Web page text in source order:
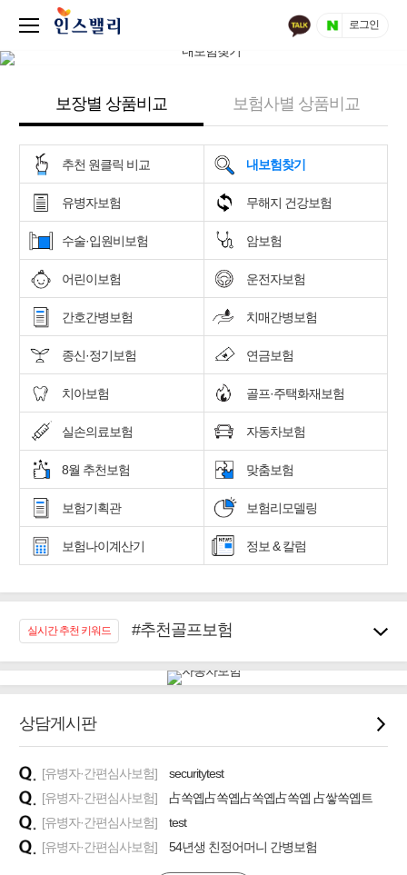
로그인
보장별 상품비교 보험사별 상품비교
추천 원클릭 비교 내보험찾기
유병자보험 무해지 건강보험
수술·입원비보험 암보험
어린이보험 운전자보험
간호간병보험 치매간병보험
종신·정기보험 연금보험
치아보험 골프·주택화재보험
실손의료보험 자동차보험
8월 추천보험 맞춤보험
보험기획관 보험리모델링
보험나이계산기 정보 & 칼럼
실시간 추천 키워드
#추천골프보험
#노후대비 연금재테크!
#교통사고대비 운전자보험
#무해지 건강보험
#바뀌기전에 4세대 가입
상담게시판
[유병자·간편심사보험]
securitytest
[유병자·간편심사보험]
占쏙옙占쏙옙占쏙옙占쏙옙 占쌓쏙옙트
[유병자·간편심사보험]
test
[유병자·간편심사보험]
54년생 친정어머니 간병보험